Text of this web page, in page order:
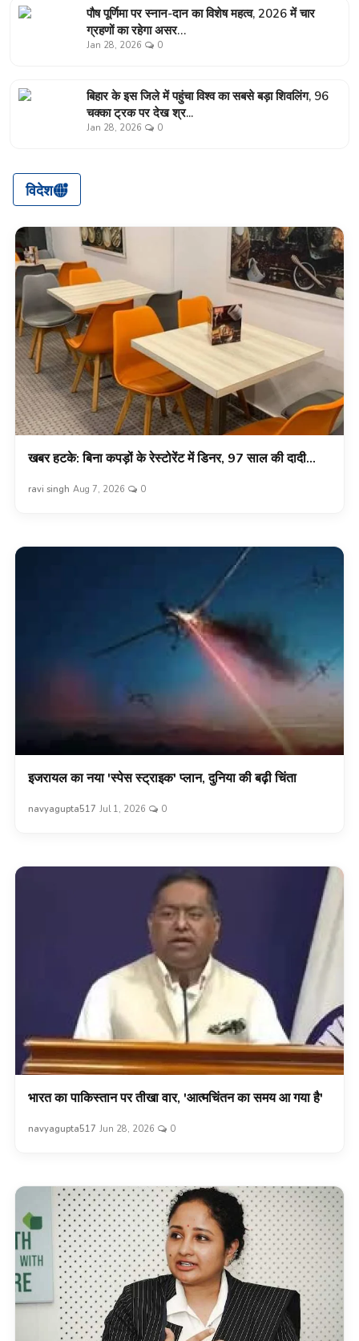
पौष पूर्णिमा पर स्नान-दान का विशेष महत्व, 2026 में चार
ग्रहणों का रहेगा असर…
Jan 28, 2026 0
बिहार के इस जिले में पहुंचा विश्व का सबसे बड़ा शिवलिंग, 96
चक्का ट्रक पर देख श्र...
Jan 28, 2026 0
विदेश
खबर हटके: बिना कपड़ों के रेस्टोरेंट में डिनर, 97 साल की दादी...
ravi singh Aug 7, 2026 0
इजरायल का नया 'स्पेस स्ट्राइक' प्लान, दुनिया की बढ़ी चिंता
navyagupta517 Jul 1, 2026 0
भारत का पाकिस्तान पर तीखा वार, 'आत्मचिंतन का समय आ गया है'
navyagupta517 Jun 28, 2026 0